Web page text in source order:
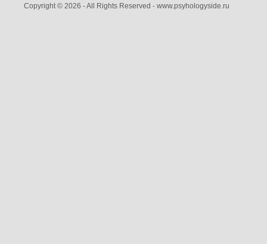
Copyright © 2026 - All Rights Reserved - www.psyhologyside.ru